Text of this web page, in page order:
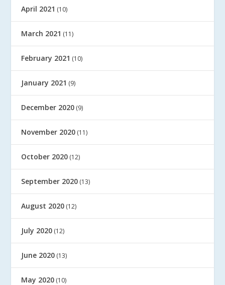
April 2021 (10)
March 2021 (11)
February 2021 (10)
January 2021 (9)
December 2020 (9)
November 2020 (11)
October 2020 (12)
September 2020 (13)
August 2020 (12)
July 2020 (12)
June 2020 (13)
May 2020 (10)